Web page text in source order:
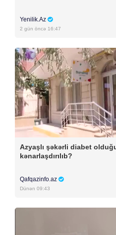
Yenilik.Az
2 gün öncə 16:47
Azyaşlı şəkərli diabet
kənarlaşdırılıb?
Qafqazinfo.az
Dünən 09:43